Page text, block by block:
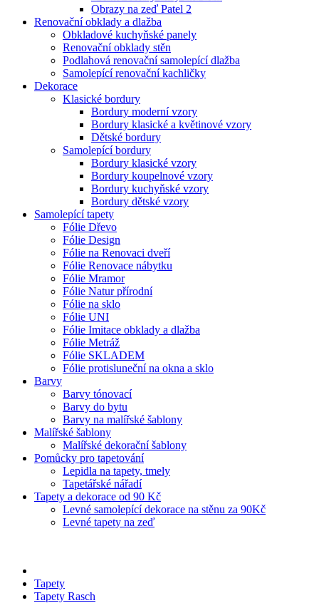
Obrazy na zeď Patel 2
Renovační obklady a dlažba
Obkladové kuchyňské panely
Renovační obklady stěn
Podlahová renovační samolepící dlažba
Samolepící renovační kachličky
Dekorace
Klasické bordury
Bordury moderní vzory
Bordury klasické a květinové vzory
Dětské bordury
Samolepící bordury
Bordury klasické vzory
Bordury koupelnové vzory
Bordury kuchyňské vzory
Bordury dětské vzory
Samolepící tapety
Fólie Dřevo
Fólie Design
Fólie na Renovaci dveří
Fólie Renovace nábytku
Fólie Mramor
Fólie Natur přírodní
Fólie na sklo
Fólie UNI
Fólie Imitace obklady a dlažba
Fólie Metráž
Fólie SKLADEM
Fólie protisluneční na okna a sklo
Barvy
Barvy tónovací
Barvy do bytu
Barvy na malířské šablony
Malířské šablony
Malířské dekorační šablony
Pomůcky pro tapetování
Lepidla na tapety, tmely
Tapetářské nářadí
Tapety a dekorace od 90 Kč
Levné samolepící dekorace na stěnu za 90Kč
Levné tapety na zeď
Tapety
Tapety Rasch